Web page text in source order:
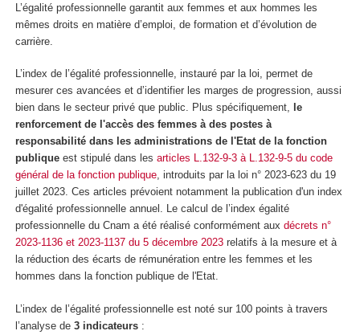
L’égalité professionnelle garantit aux femmes et aux hommes les
mêmes droits en matière d’emploi, de formation et d’évolution de
carrière.
L’index de l’égalité professionnelle, instauré par la loi, permet de
mesurer ces avancées et d’identifier les marges de progression, aussi
bien dans le secteur privé que public. Plus spécifiquement, le
renforcement de l'accès des femmes à des postes à
responsabilité dans les administrations de l'Etat de la fonction
publique est stipulé dans les articles L.132-9-3 à L.132-9-5 du code
général de la fonction publique, introduits par la loi n° 2023-623 du 19
juillet 2023. Ces articles prévoient notamment la publication d'un index
d'égalité professionnelle annuel. Le calcul de l’index égalité
professionnelle du Cnam a été réalisé conformément aux décrets n°
2023-1136 et 2023-1137 du 5 décembre 2023 relatifs à la mesure et à
la réduction des écarts de rémunération entre les femmes et les
hommes dans la fonction publique de l'Etat.
L’index de l’égalité professionnelle est noté sur 100 points à travers
l’analyse de 3 indicateurs :